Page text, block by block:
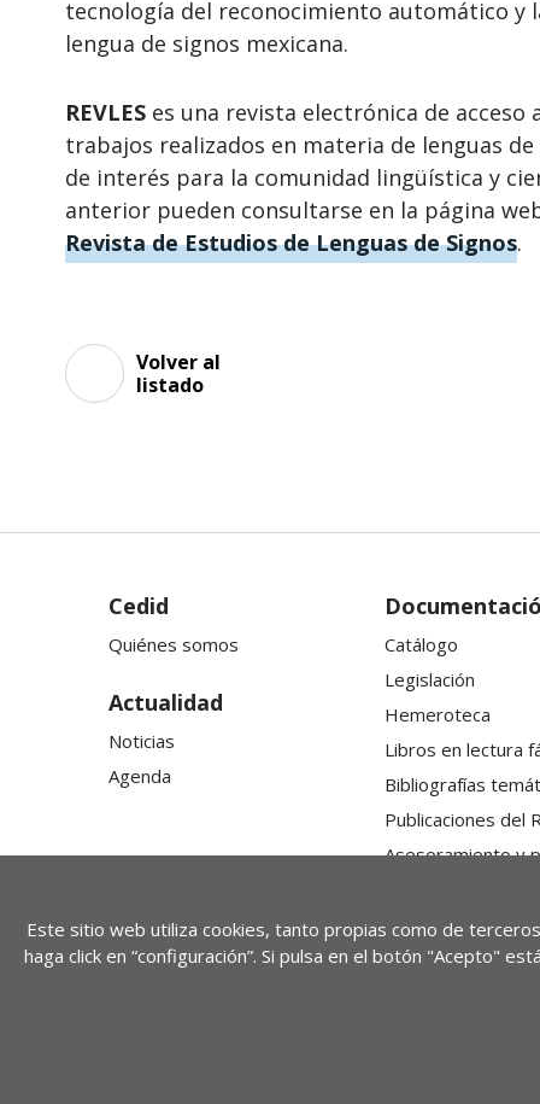
tecnología del reconocimiento automático y
lengua de signos mexicana.
REVLESes una revista electrónica de
trabajos realizados en materia de lenguas
de interés para la comunidad lingüística y
anterior pueden consultarse en la página
Revista de Estudios de Lenguas de Signos.
Volver al
listado
Cedid
Quiénes somos
Actualidad
Noticias
Agenda
Catálogo
Legislación
Hemeroteca
Libros en lectura
Bibliografías
Publicaciones del
Asesoramiento y
Este sitio web utiliza cookies, tanto propias como de
haga click en “configuración”. Si pulsa en el botón "Acepto"